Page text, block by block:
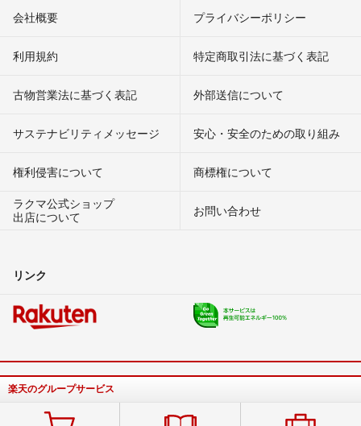
会社概要 プライバシーポリシー
利用規約 特定商取引法に基づく表記
古物営業法に基づく表記 外部送信について
サステナビリティメッセージ 安心・安全のための取り組み
権利侵害について
商標権について
ラクマ公式ショップ
出店について
お問い合わせ
リンク
楽天のグループサービス